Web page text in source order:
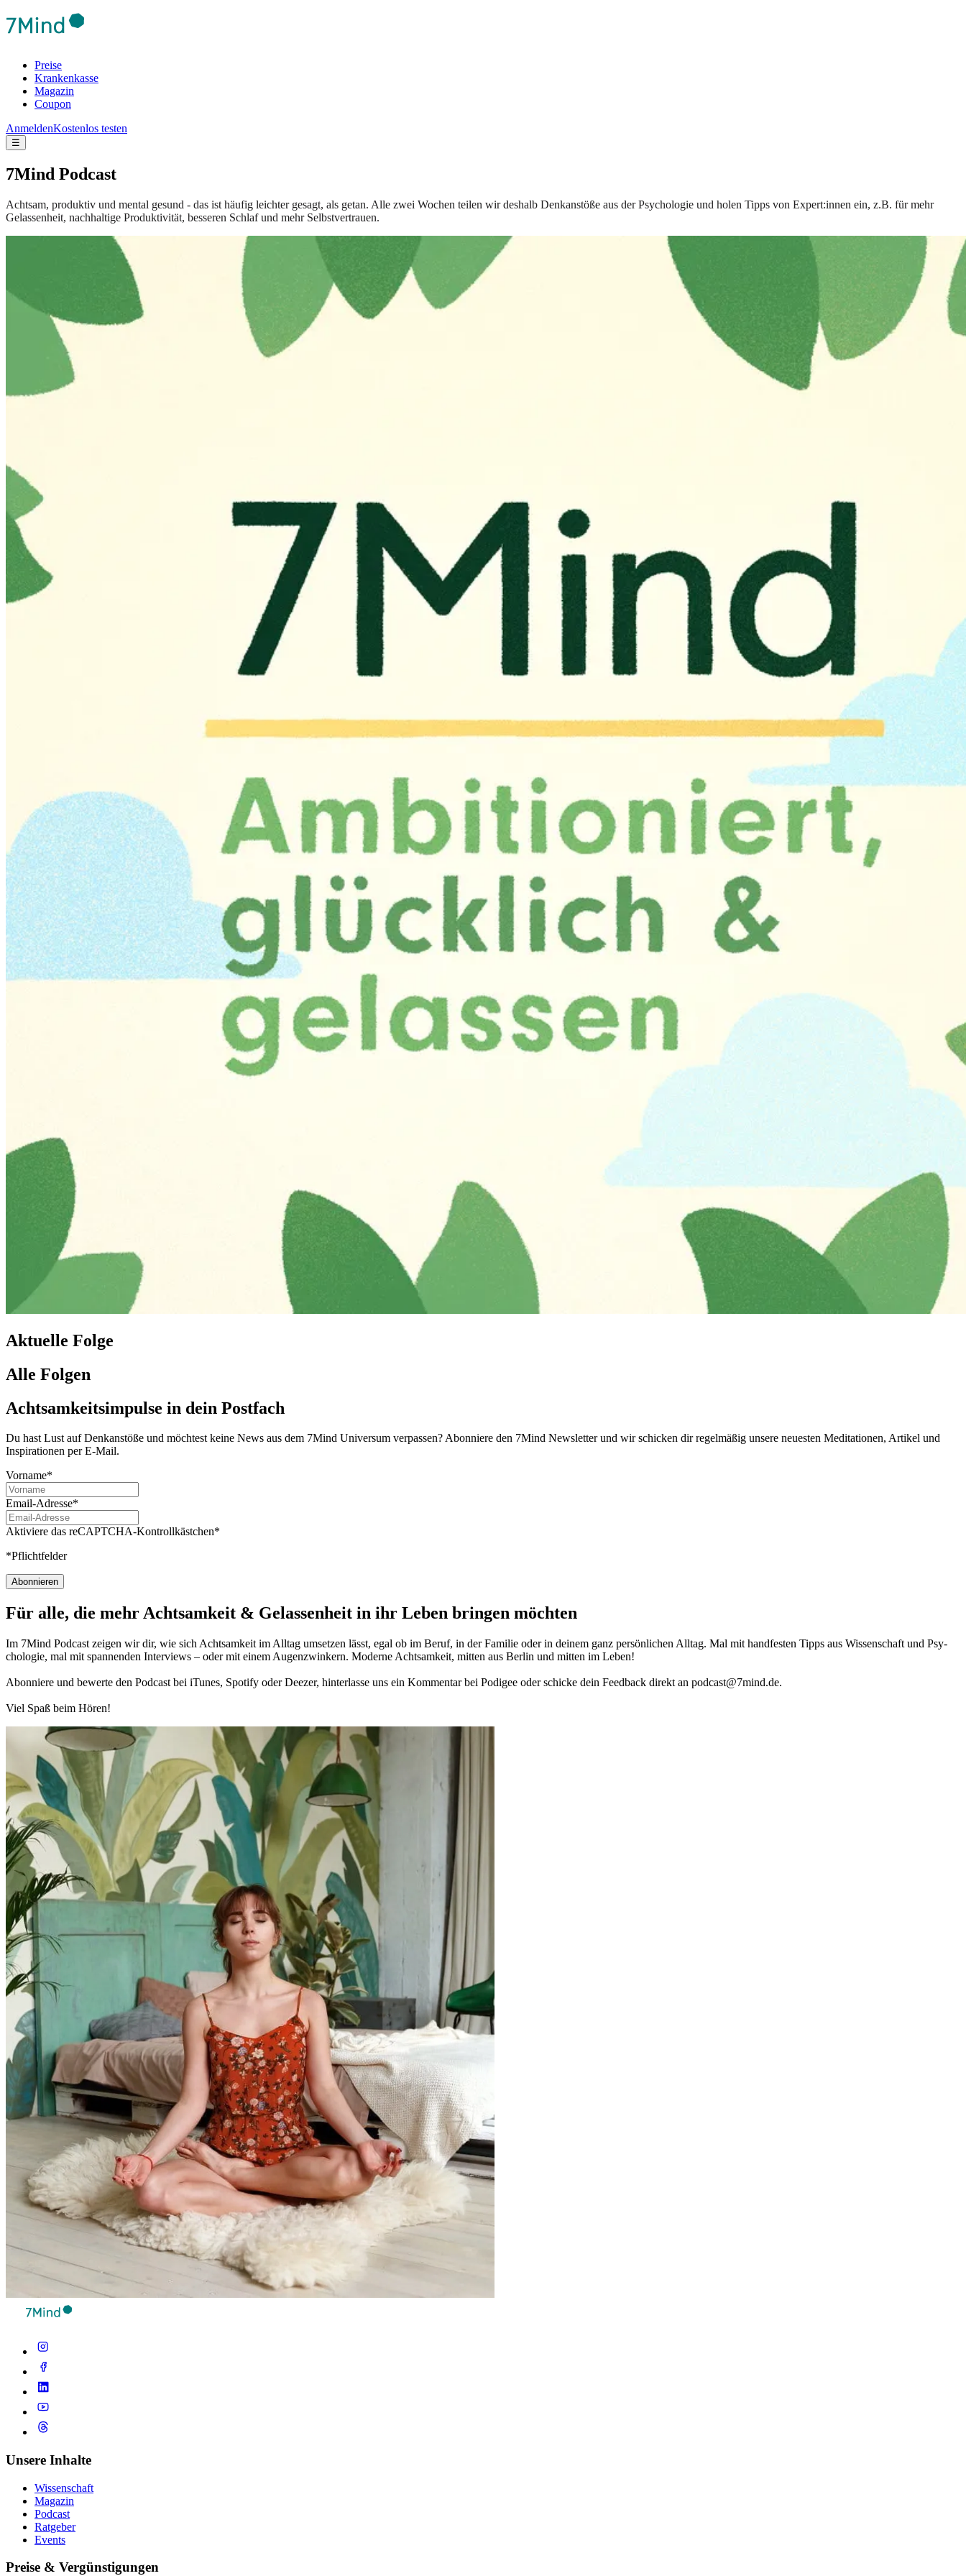
Preise
Krankenkasse
Magazin
Coupon
AnmeldenKostenlos testen
☰
7Mind Podcast
Achtsam, produktiv und mental gesund - das ist häufig leichter gesagt, als getan. Alle zwei Wochen teilen wir deshalb Denkanstöße aus der Psychologie und holen Tipps von Expert:innen ein, z.B. für mehr
Gelassenheit, nachhaltige Produktivität, besseren Schlaf und mehr Selbstvertrauen.
Aktuelle Folge
Alle Folgen
Achtsamkeitsimpulse in dein Postfach
Du hast Lust auf Denkanstöße und möchtest keine News aus dem 7Mind Universum verpassen? Abon­niere den 7Mind News­let­ter und wir schicken dir regelmäßig unsere neuesten Meditationen, Artikel und
Inspirationen per E-Mail.
Vorname*
Email-Adresse*
Aktiviere das reCAPTCHA-Kontrollkästchen*
*Pflichtfelder
Abonnieren
Für alle, die mehr Acht­sam­keit & Gelas­sen­heit in ihr Leben brin­gen möch­ten
Im 7Mind Pod­cast zeigen wir dir, wie sich Acht­sam­keit im Alltag umset­zen lässt, egal ob im Beruf, in der Fami­lie oder in deinem ganz per­sön­li­chen Alltag. Mal mit hand­fes­ten Tipps aus Wis­sen­schaft und Psy­
cho­lo­gie, mal mit spannenden Interviews – oder mit einem Augen­zwin­kern. Moderne Acht­sam­keit, mitten aus Berlin und mitten im Leben!
Abon­niere und bewerte den Pod­cast bei iTunes, Spo­tify oder Deezer, hin­ter­lasse uns ein Kom­men­tar bei Podigee oder schi­cke dein Feed­back direkt an podcast@​7​mind.​de.
Viel Spaß beim Hören!
Unsere Inhalte
Wissenschaft
Magazin
Podcast
Ratgeber
Events
Preise & Vergünstigungen